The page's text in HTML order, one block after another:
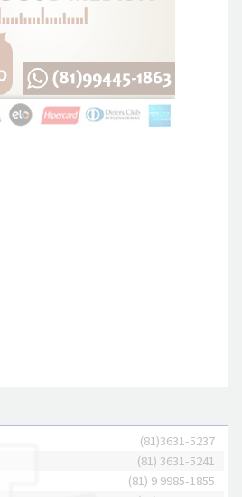
(81)3631-5237
(81) 3631-5241
(81) 9 9985-1855